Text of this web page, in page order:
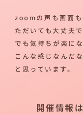
zoomの声も画面
ただいても大丈夫
でも気持ちが楽に
こんな感じなんだ
と思っています。
開催情報